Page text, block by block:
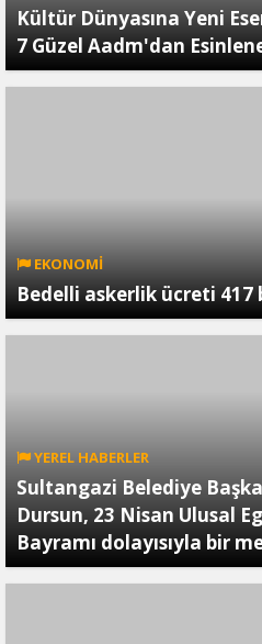
Kültür Dünyasına Yeni
7 Güzel Aadm'dan
EKONOMİ
Bedelli askerlik ücreti
YEREL HABERLER
Sultangazi Belediye
Dursun, 23 Nisan Ulusal
Bayramı dolayısıyla bir